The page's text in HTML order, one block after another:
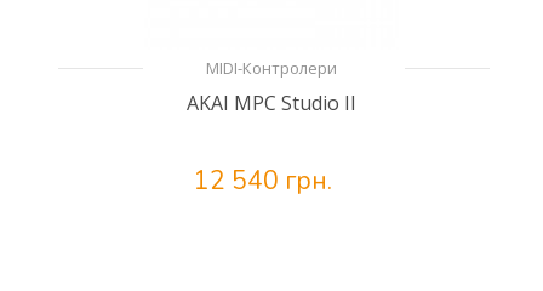
MIDI-Контролери
AKAI MPC Studio II
12 540 грн.